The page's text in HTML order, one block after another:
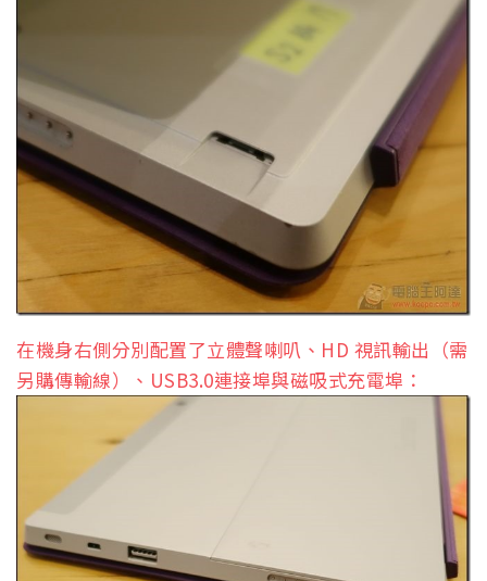
在機身右側分別配置了立體聲喇叭、HD 視訊輸出（需
另購傳輸線）、USB3.0連接埠與磁吸式充電埠：